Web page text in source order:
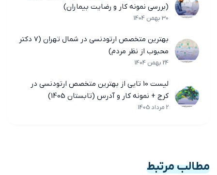
(بررسی نمونه کار و رضایت بیماران)
30 بهمن 1404
بهترین متخصص ارتودنسی در شمال تهران (7 دکتر
محبوب از نظر مردم)
24 بهمن 1404
لیست 10 تایی از بهترین متخصص ارتودنسی در
کرج + نمونه کار و آدرس (تابستان 1405)
2 مرداد 1405
مطالب مرتبط